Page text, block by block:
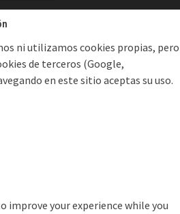
ni utilizamos cookies propias, pero
de terceros (Google,
en este sitio aceptas su uso.
improve your experience while you